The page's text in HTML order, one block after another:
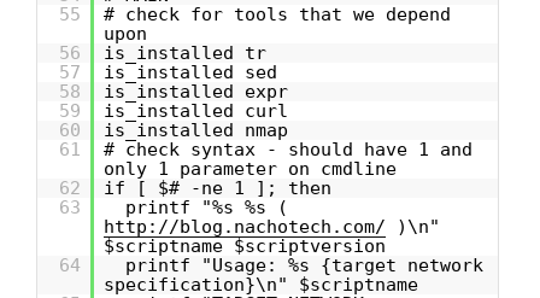
55
# check for tools that we depend
upon
56
is_installed tr
57
is_installed sed
58
is_installed expr
59
is_installed curl
60
is_installed nmap
61
# check syntax - should have 1 and
only 1 parameter on cmdline
62
if [ $# -ne 1 ]; then
63
printf "%s %s (
http://blog.nachotech.com/ )\n"
$scriptname $scriptversion
64
printf "Usage: %s {target network
specification}\n" $scriptname